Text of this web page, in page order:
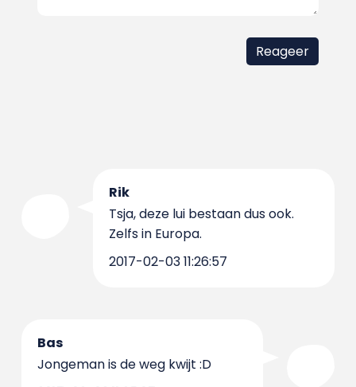
Rik
Tsja, deze lui bestaan dus ook.
Zelfs in Europa.
2017-02-03 11:26:57
Bas
Jongeman is de weg kwijt :D